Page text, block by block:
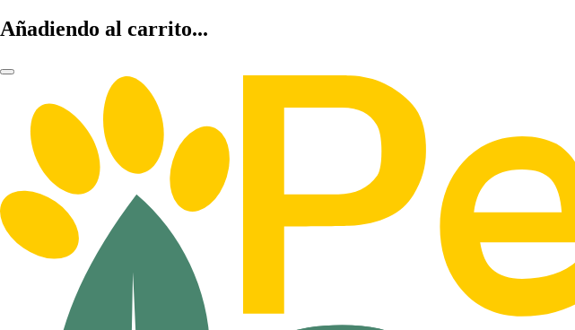
Añadiendo al carrito...